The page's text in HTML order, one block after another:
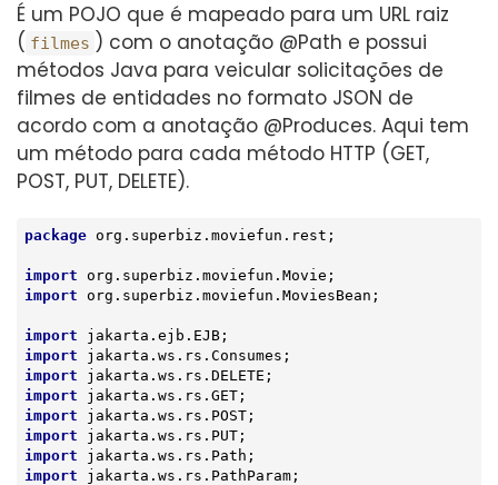
É um POJO que é mapeado para um URL raiz
( filmes ) com o anotação @Path e possui
métodos Java para veicular solicitações de
filmes de entidades no formato JSON de
acordo com a anotação @Produces. Aqui tem
um método para cada método HTTP (GET,
POST, PUT, DELETE).
package org.superbiz.moviefun.rest;
import
import org.superbiz.moviefun.MoviesBean;
import
import
import
import
import
import
import
import